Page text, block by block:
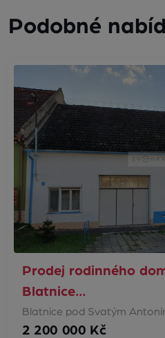
Podobné
Prodej rodinného
Blatnice…
Blatnice pod Svatým
2 200 000 Kč